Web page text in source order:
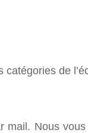
de
mail. Nous